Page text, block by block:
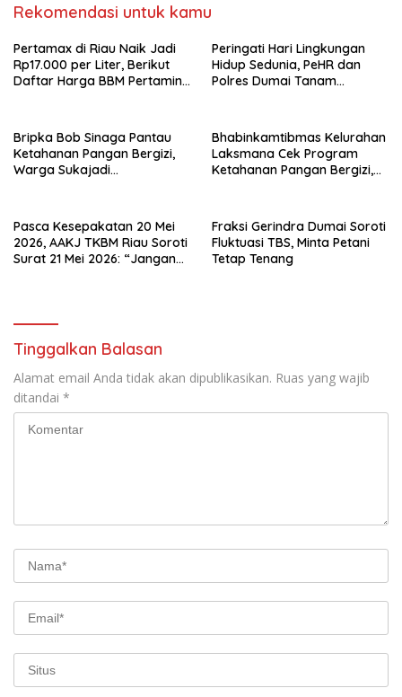
Rekomendasi untuk kamu
Pertamax di Riau Naik Jadi
Rp17.000 per Liter, Berikut
Daftar Harga BBM Pertamina
Peringati Hari Lingkungan
Hidup Sedunia, PeHR dan
Polres Dumai Tanam
Bripka Bob Sinaga Pantau
Ketahanan Pangan Bergizi,
Warga Sukajadi
Bhabinkamtibmas Kelurahan
Laksmana Cek Program
Ketahanan Pangan Bergizi,
Pasca Kesepakatan 20 Mei
2026, AAKJ TKBM Riau Soroti
Surat 21 Mei 2026: “Jangan
Fraksi Gerindra Dumai Soroti
Fluktuasi TBS, Minta Petani
Tetap Tenang
Tinggalkan Balasan
Alamat email Anda tidak akan dipublikasikan. Ruas yang wajib
ditandai *